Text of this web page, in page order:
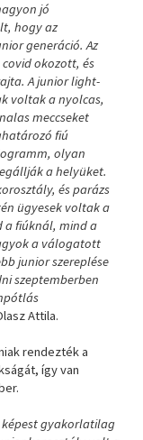
jó
hogy az
generáció. Az
okozott, és
A junior light-
voltak a nyolcas,
meccseket
fiú
olyan
a helyüket.
és parázs
ügyesek voltak a
a fiúknál, mind a
a válogatott
junior szereplése
szeptemberben
Attila.
rendezték a
így van
képest gyakorlatilag